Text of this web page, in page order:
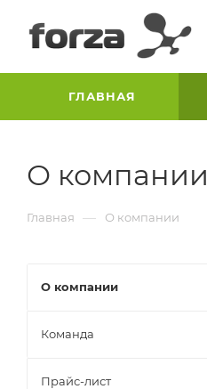
ГЛАВНАЯ
О компании
Главная — О компании
О компании
Команда
Прайс-лист